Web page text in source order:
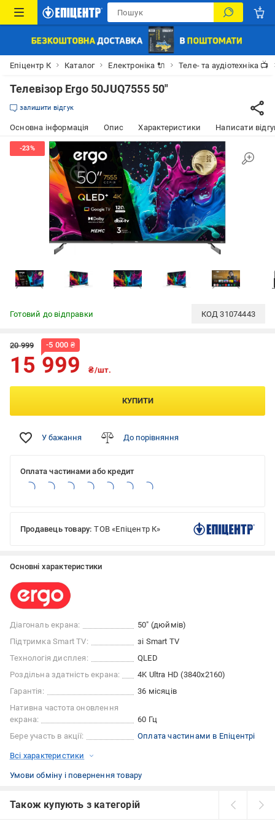
Епіцентр К Каталог Електроніка 🔌 Теле- та аудіотехніка 📺
Телевізор Ergo 50JUQ7555 50″
залишити відгук
Основна інформація Опис Характеристики Написати
Готовий до відправки КОД31074443
20 999 -5 000 ₴
15 999 ₴/шт.
КУПИТИ
У бажання До порівняння
Оплата частинами або кредит
Продавець товару: ТОВ «Епіцентр К»
Основні характеристики
Діагональ екрана:
50″ (дюймів)
Підтримка Smart TV:
зі Smart TV
Технологія дисплея:
QLED
Роздільна здатність екрана:
4K Ultra HD (3840x2160)
Гарантія:
36 місяців
Нативна частота оновлення
екрана:
60 Гц
Бере участь в акції:
Оплата частинами в Епіцентрі
Всі характеристики
Умови обміну і повернення товару
Також купують з категорій